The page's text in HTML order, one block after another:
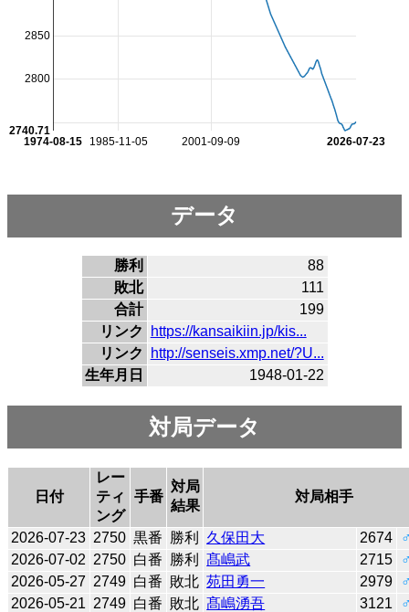
1985-11-05 2001-09-09
1974-08-15 2026-07-23
2800
2850
2740.71
データ
勝利
88
敗北
111
合計
199
リンク
https://kansaikiin.jp/kis...
リンク
http://senseis.xmp.net/?U...
生年月日
1948-01-22
対局データ
日付
レー
ティ
ング
手番
対局
結果
対局相手
2026-07-23 2750 黒番 勝利 久保田大 2674
2026-07-02 2750 白番 勝利 髙嶋武 2715
2026-05-27 2749 白番 敗北 苑田勇一 2979
2026-05-21 2749 白番 敗北 髙嶋湧吾 3121